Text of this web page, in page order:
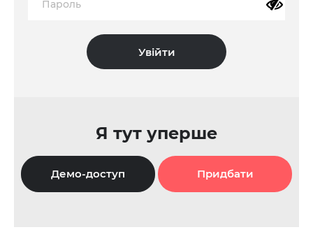
Я тут уперше
Демо-доступ Придбати